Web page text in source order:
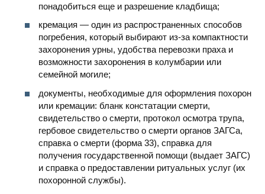
понадобиться еще и разрешение кладбища;
кремация — один из распространенных способов
погребения, который выбирают из-за компактности
захоронения урны, удобства перевозки праха и
возможности захоронения в колумбарии или
семейной могиле;
документы, необходимые для оформления похорон
или кремации: бланк констатации смерти,
свидетельство о смерти, протокол осмотра трупа,
гербовое свидетельство о смерти органов ЗАГСа,
справка о смерти (форма 33), справка для
получения государственной помощи (выдает ЗАГС)
и справка о предоставлении ритуальных услуг (их
похоронной службы).